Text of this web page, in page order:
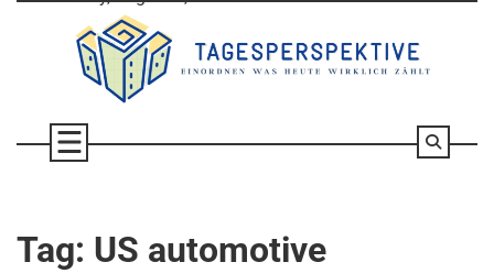
Tag: US automotive